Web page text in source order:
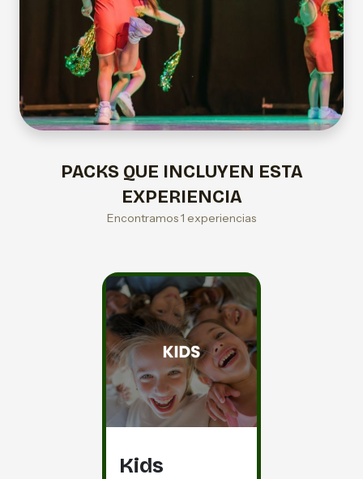
PACKS QUE INCLUYEN ESTA
EXPERIENCIA
Encontramos 1 experiencias
Kids